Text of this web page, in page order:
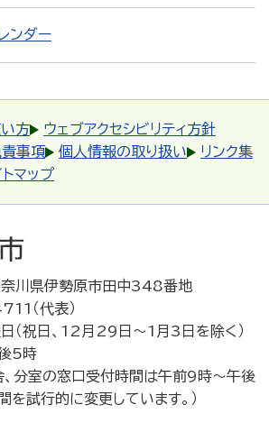
ンダー
方
ウェブアクセシビリティ方針
責事項
個人情報の取り扱い
リンク集
トマップ
県伊勢原市田中348番地
（代表）
（祝日、12月29日～1月3日を除く）
5時
、分室の窓口受付時間は午前9時～午後
試行的に変更しています。）